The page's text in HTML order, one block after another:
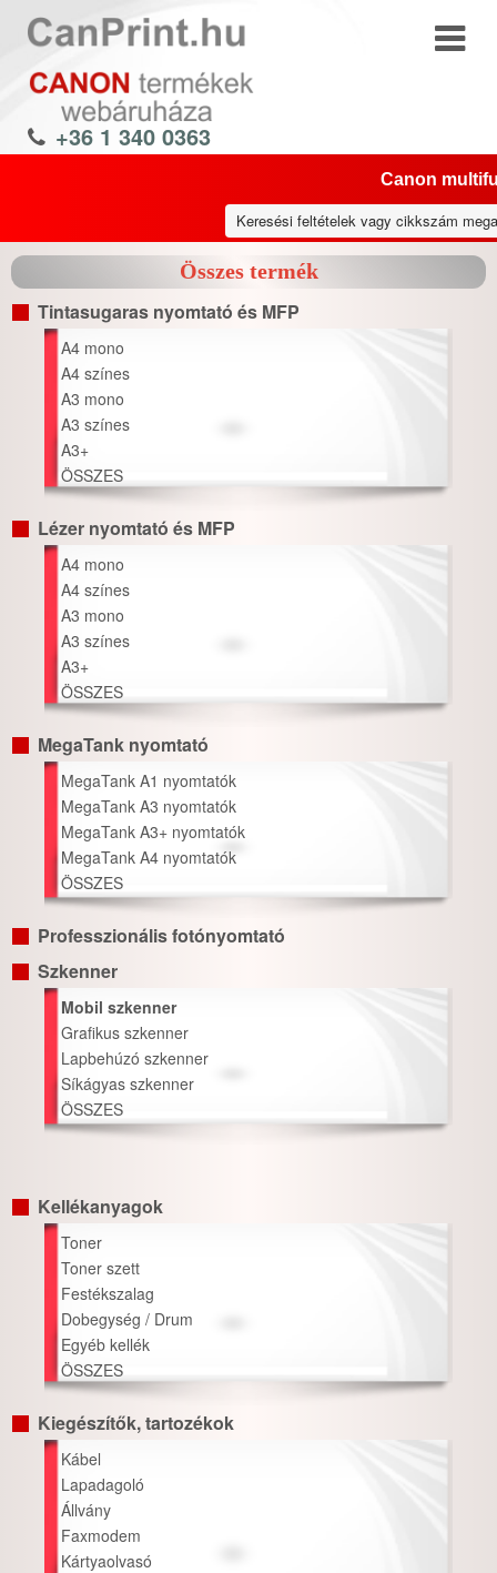
+36 1 340 0363
Canon
Összes termék
Tintasugaras nyomtató és MFP
A4 mono
A4 színes
A3 mono
A3 színes
A3+
ÖSSZES
Lézer nyomtató és MFP
A4 mono
A4 színes
A3 mono
A3 színes
A3+
ÖSSZES
MegaTank nyomtató
MegaTank A1 nyomtatók
MegaTank A3 nyomtatók
MegaTank A3+ nyomtatók
MegaTank A4 nyomtatók
ÖSSZES
Professzionális fotónyomtató
Szkenner
Mobil szkenner
Grafikus szkenner
Lapbehúzó szkenner
Síkágyas szkenner
ÖSSZES
Kellékanyagok
Toner
Toner szett
Festékszalag
Dobegység / Drum
Egyéb kellék
ÖSSZES
Kiegészítők, tartozékok
Kábel
Lapadagoló
Állvány
Faxmodem
Kártyaolvasó